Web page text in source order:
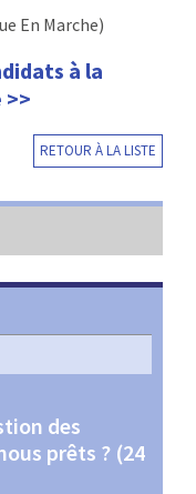
En Marche)
à la
RETOUR À LA LISTE
des
prêts ? (24